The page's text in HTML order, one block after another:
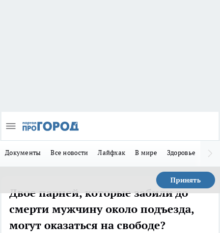
Документы Все новости Лайфхак В мире Здоровье
Принять
Двое парней, которые забили до
смерти мужчину около подъезда,
могут оказаться на свободе?